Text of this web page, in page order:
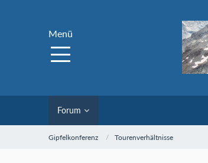
Menü
Forum
Gipfelkonferenz Tourenverhältnisse